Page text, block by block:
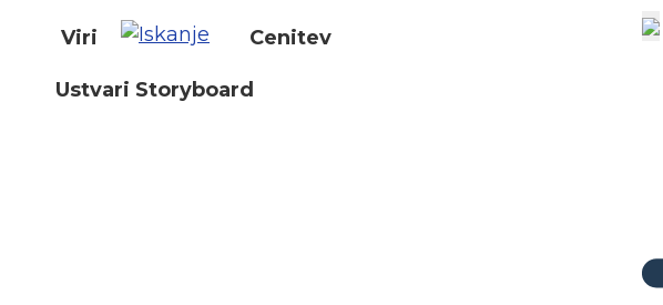
Viri Cenitev
Ustvari Storyboard